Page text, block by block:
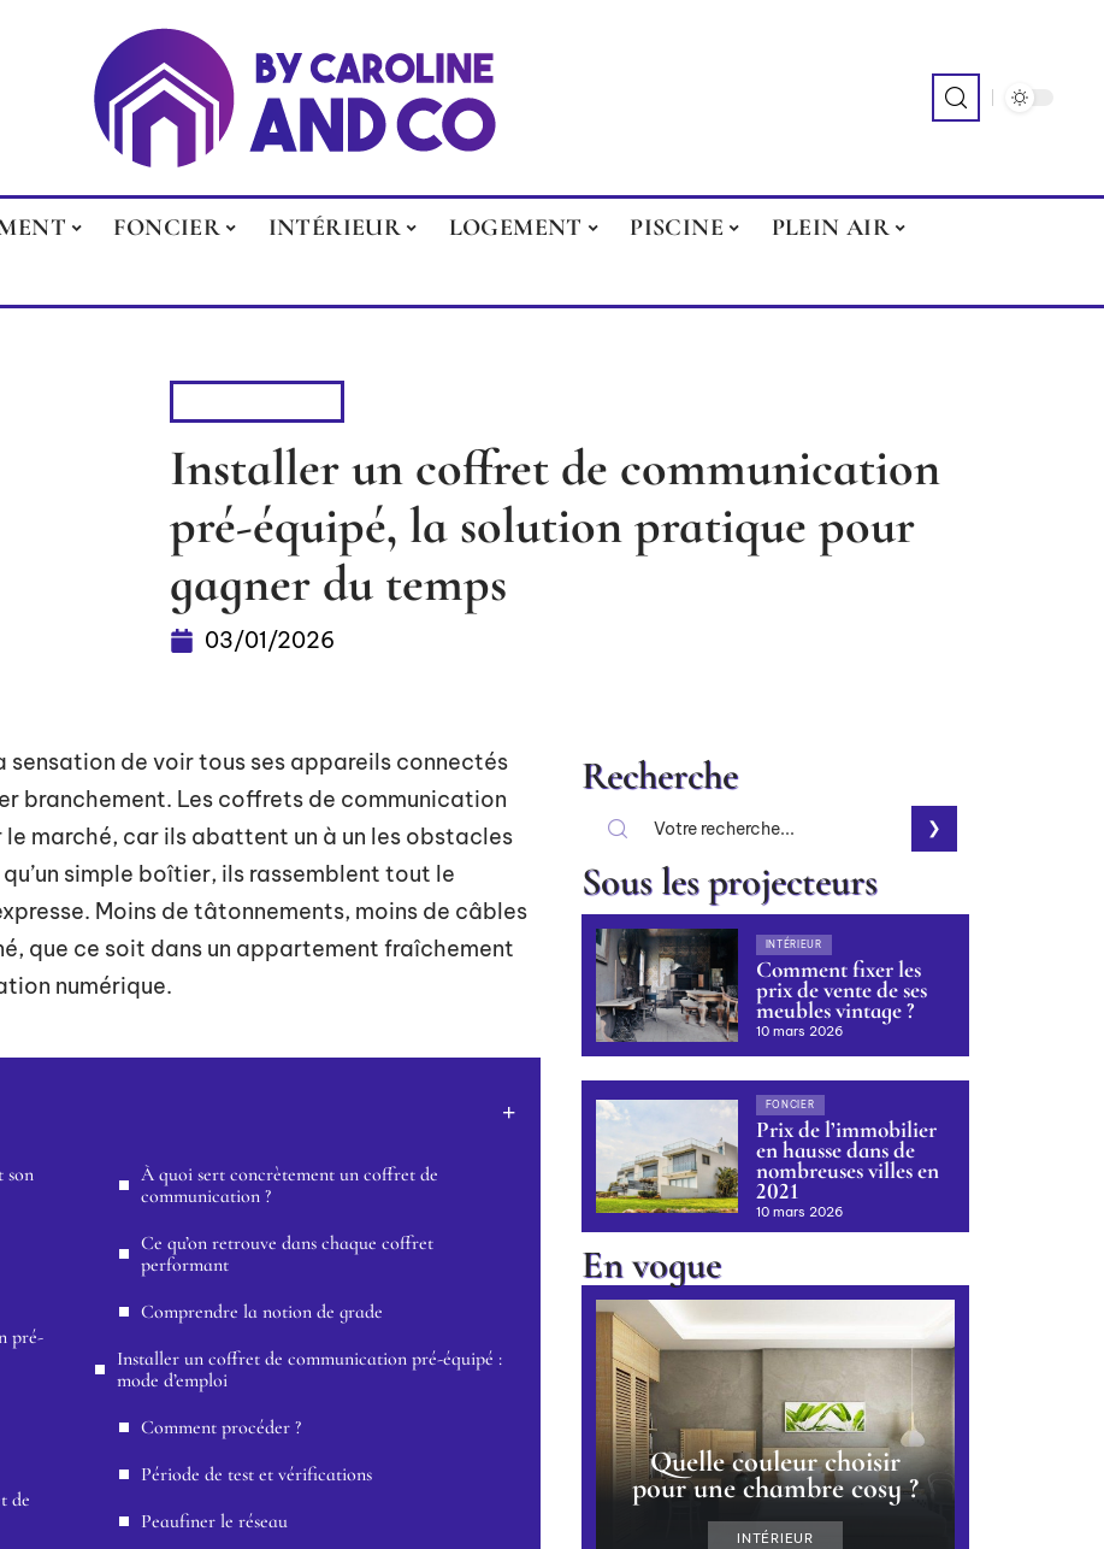
FONCIER INTÉRIEUR LOGEMENT PISCINE
PLEIN AIR
Installer un coffret de communication
pré-équipé, la solution pratique pour
gagner du temps
03/01/2026
sensation de voir tous ses appareils connectés
branchement. Les coffrets de communication
marché, car ils abattent un à un les obstacles
simple boîtier, ils rassemblent tout le
Moins de tâtonnements, moins de câbles
que ce soit dans un appartement fraîchement
numérique.
son
pré-
de
À quoi sert concrètement un coffret de
communication ?
Ce qu’on retrouve dans chaque coffret
performant
Comprendre la notion de grade
Installer un coffret de communication pré-équipé :
mode d’emploi
Comment procéder ?
Période de test et vérifications
Peaufiner le réseau
Recherche
Sous les projecteurs
INTÉRIEUR
Comment fixer les
prix de vente de ses
meubles vintage ?
10 mars 2026
FONCIER
Prix de l’immobilier
en hausse dans de
nombreuses villes en
2021
10 mars 2026
En vogue
Quelle couleur choisir
pour une chambre cosy ?
INTÉRIEUR